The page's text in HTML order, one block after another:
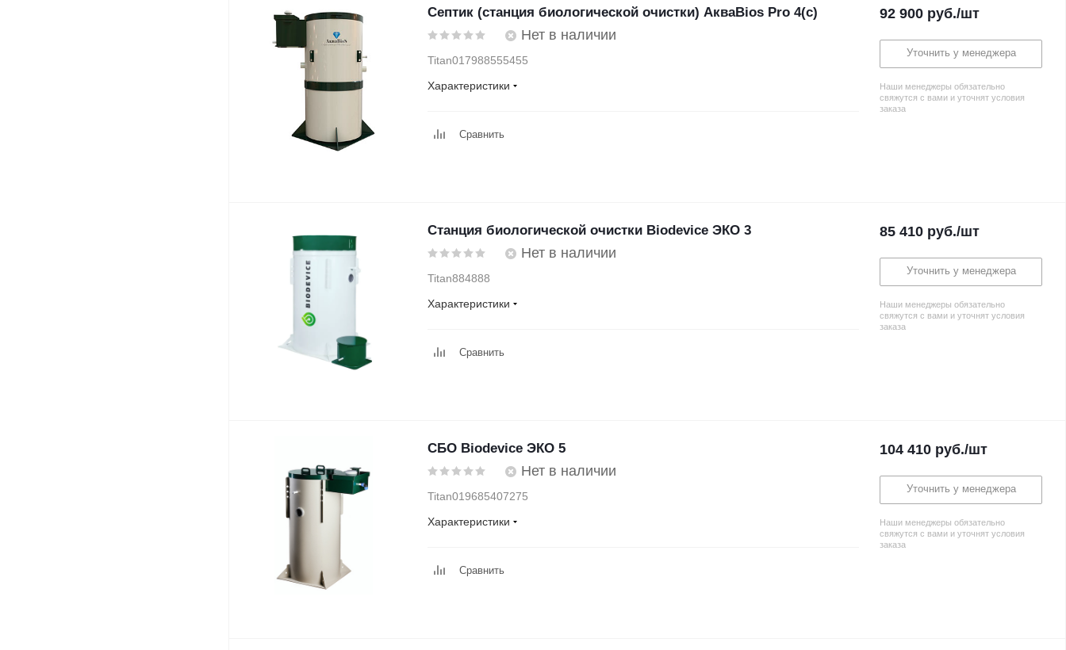
Септик (станция биологической очистки) АкваBios Pro 4(с)
Нет в наличии
Titan017988555455
Характеристики
Сравнить
92 900 руб./шт
Уточнить у менеджера
Наши менеджеры обязательно
свяжутся с вами и уточнят условия
заказа
Станция биологической очистки Biodevice ЭКО 3
Нет в наличии
Titan884888
Характеристики
Сравнить
85 410 руб./шт
Уточнить у менеджера
Наши менеджеры обязательно
свяжутся с вами и уточнят условия
заказа
СБО Biodevice ЭКО 5
Нет в наличии
Titan019685407275
Характеристики
Сравнить
104 410 руб./шт
Уточнить у менеджера
Наши менеджеры обязательно
свяжутся с вами и уточнят условия
заказа